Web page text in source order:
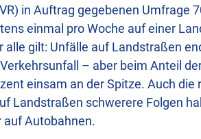
in Auftrag gegebenen Umfrage
einmal pro Woche auf einer
alle gilt: Unfälle auf Landstraßen
– aber beim Anteil
einsam an der Spitze. Auch die
Landstraßen schwerere Folgen
auf Autobahnen.